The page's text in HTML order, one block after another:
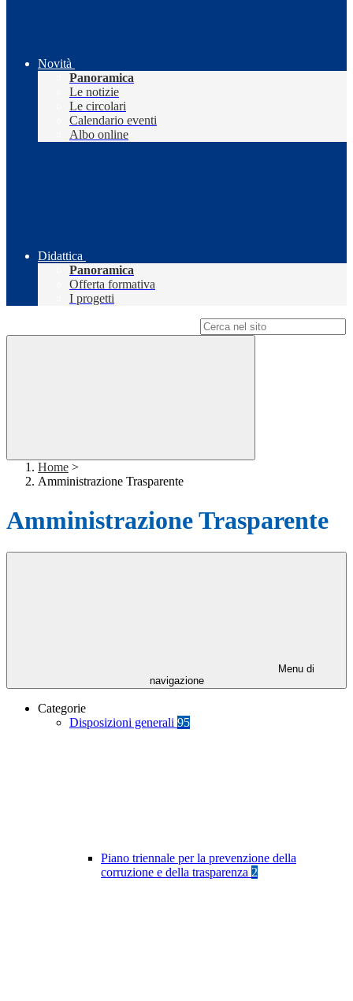
Novità
Panoramica
Le notizie
Le circolari
Calendario eventi
Albo online
Didattica
Panoramica
Offerta formativa
I progetti
Home >
Amministrazione Trasparente
Amministrazione Trasparente
Menu di
navigazione
Categorie
Disposizioni generali 95
Piano triennale per la prevenzione della
corruzione e della trasparenza 2